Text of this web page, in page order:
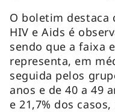
O boletim destaca
HIV e Aids é
sendo que a faixa
representa, em
seguida pelos
anos e de 40 a 49
e 21,7% dos